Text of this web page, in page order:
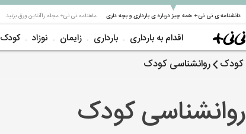
دانشنامه ی نی نی+ همه چیز درباره ی بارداری و بچه داری
▼ ماهنامه نی نی+ مجله راآنلاین ورق بزنید
اقدام به بارداری بارداری زایمان نوزاد کودک
کودک روانشناسی کودک
روانشناسی کودک